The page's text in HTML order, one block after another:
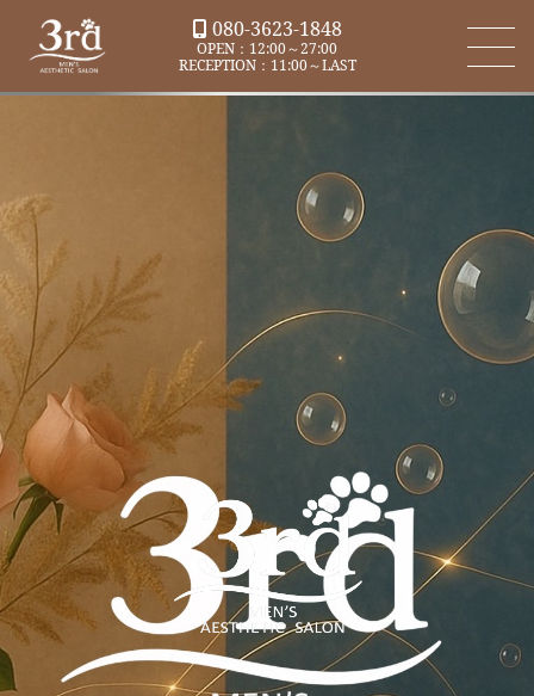
080-3623-1848
OPEN：12:00～27:00
RECEPTION：11:00～LAST